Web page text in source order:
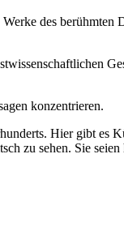
des berühmten
konzentrieren.
Hier gibt
zu sehen. Sie